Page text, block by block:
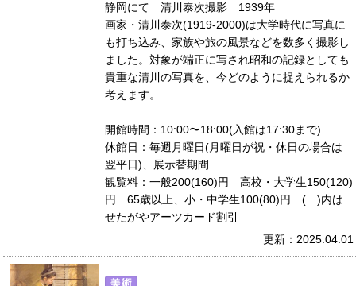
静岡にて 清川泰次撮影 1939年
画家・清川泰次(1919-2000)は大学時代に写真に
も打ち込み、家族や旅の風景などを数多く撮影し
ました。対象が端正に写され昭和の記録としても
貴重な清川の写真を、今どのように捉えられるか
考えます。
開館時間：10:00〜18:00(入館は17:30まで)
休館日：毎週月曜日(月曜日が祝・休日の場合は
翌平日)、展示替期間
観覧料：一般200(160)円 高校・大学生150(120)
円 65歳以上、小・中学生100(80)円 ( )内は
せたがやアーツカード割引
更新：2025.04.01